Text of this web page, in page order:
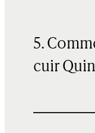
5.
cuir